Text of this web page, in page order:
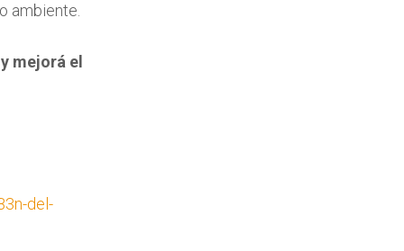
ambiente.
mejorá el
del-